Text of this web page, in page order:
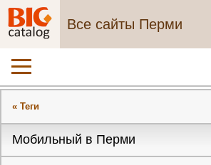
Все сайты Перми
« Теги
Мобильный в Перми